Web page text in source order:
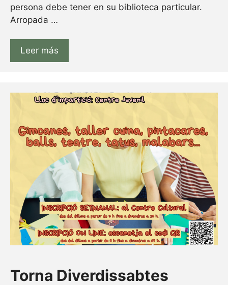
persona debe tener en su biblioteca particular.
Arropada …
Leer más
Torna Diverdissabtes